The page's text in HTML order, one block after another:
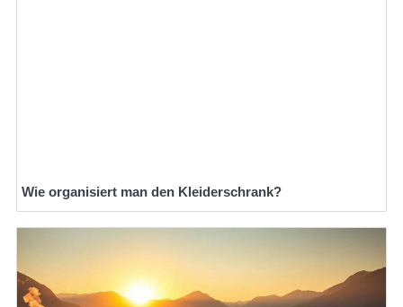
Wie organisiert man den Kleiderschrank?